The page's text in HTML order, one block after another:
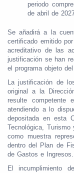
periodo
de abril de
Se añadirá a la
certificado emitido
acreditativo de las
justificación se han
el programa objeto
La justificación de
original a la
resulte
atendiendo a lo
depositada en esta
Tecnológica,
como muestra
dentro del Plan de
de Gastos e Ingresos.
El incumplimiento